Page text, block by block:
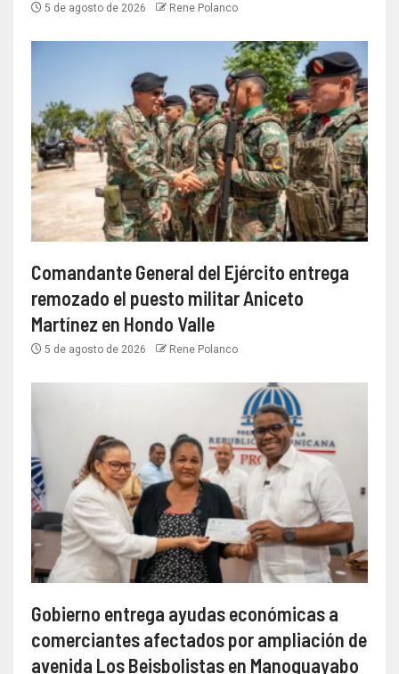
5 de agosto de 2026 Rene Polanco
Comandante General del Ejército entrega
remozado el puesto militar Aniceto
Martínez en Hondo Valle
5 de agosto de 2026 Rene Polanco
Gobierno entrega ayudas económicas a
comerciantes afectados por ampliación de
avenida Los Beisbolistas en Manoguayabo